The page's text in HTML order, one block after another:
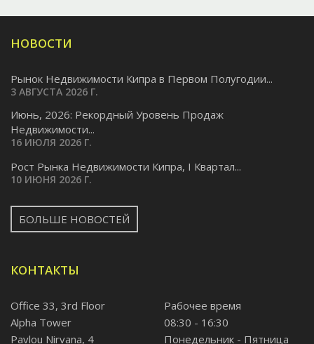
НОВОСТИ
Рынок Недвижимости Кипра в Первом Полугодии...
3 АВГУСТА 2026 Г.
Июнь, 2026: Рекордный Уровень Продаж
Недвижимости...
16 ИЮЛЯ 2026 Г.
Pост Рынка Недвижимости Кипра, I Квартал...
10 ИЮНЯ 2026 Г.
БОЛЬШЕ НОВОСТЕЙ
КОНТАКТЫ
Office 33, 3rd Floor
Alpha Tower
Pavlou Nirvana, 4
Рабочее время
08:30 - 16:30
Понедельник - Пятница